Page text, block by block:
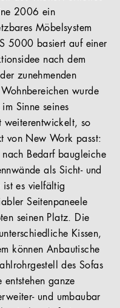
2006 ein
Möbelsystem
5000 basiert auf einer
nach dem
zunehmenden
wurde
Sinne seines
weiterentwickelt, so
von New Work passt:
nach Bedarf baugleiche
als Sicht- und
ist es vielfältig
Seitenpaneele
seinen Platz. Die
Kissen,
können Anbautische
des Sofas
entstehen ganze
und umbaubar